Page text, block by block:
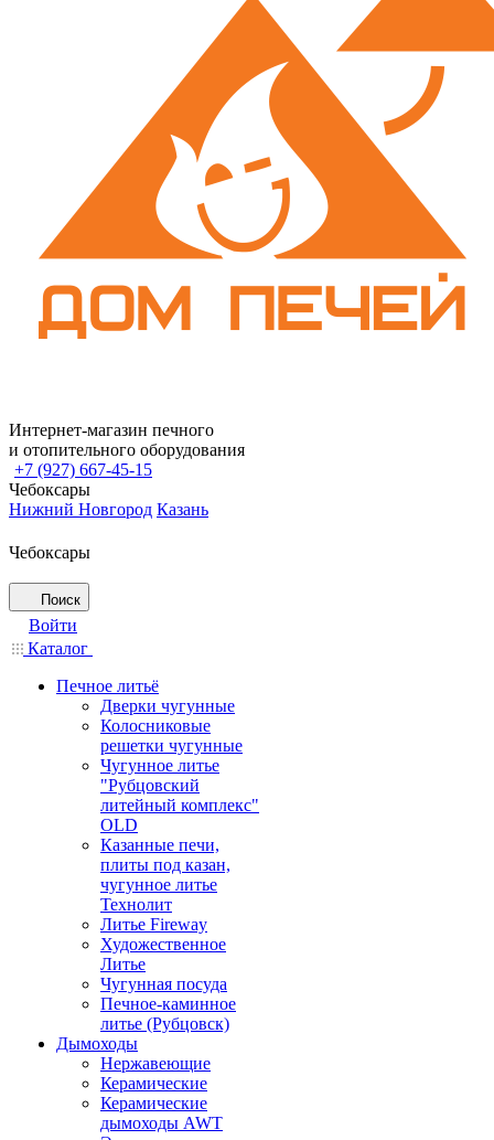
Интернет-магазин печного
и отопительного оборудования
+7 (927) 667-45-15
Чебоксары
Нижний Новгород Казань
Чебоксары
Поиск
Войти
Каталог
Печное литьё
Дверки чугунные
Колосниковые
решетки чугунные
Чугунное литье
"Рубцовский
литейный комплекс"
OLD
Казанные печи,
плиты под казан,
чугунное литье
Технолит
Литье Fireway
Художественное
Литье
Чугунная посуда
Печное-каминное
литье (Рубцовск)
Дымоходы
Нержавеющие
Керамические
Керамические
дымоходы AWT